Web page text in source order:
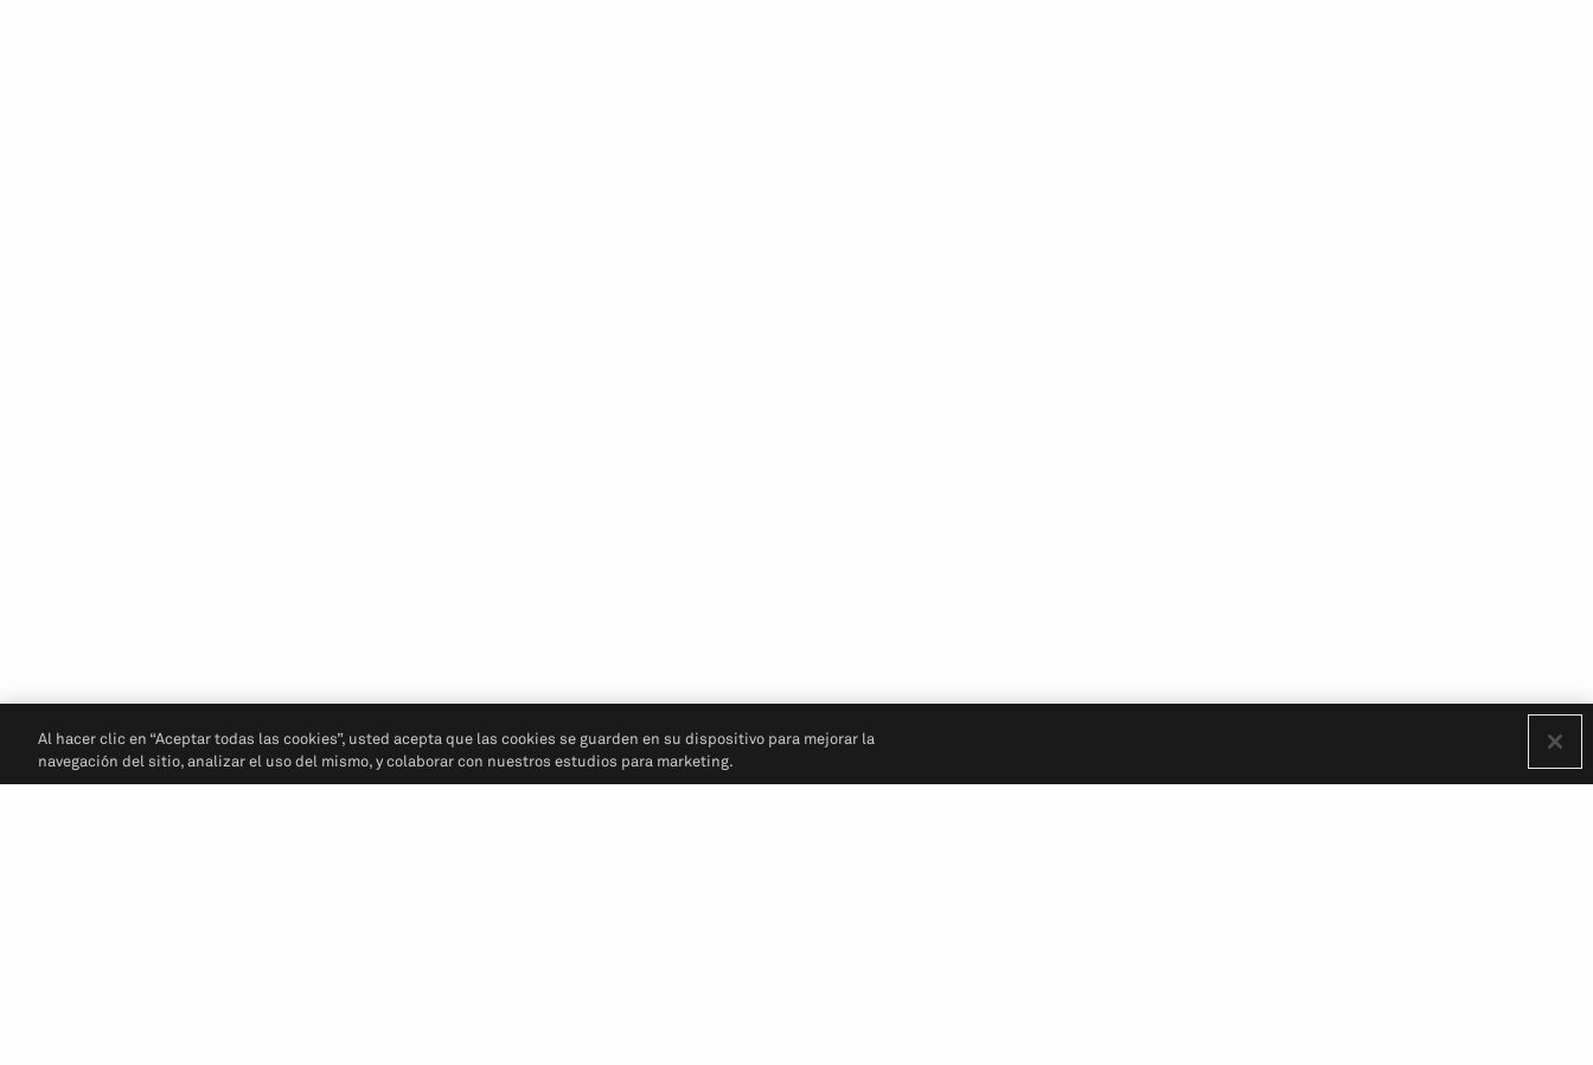
Al hacer clic en “Aceptar todas las cookies”, usted acepta que las cookies se guarden en su dispositivo para mejorar la
navegación del sitio, analizar el uso del mismo, y colaborar con nuestros estudios para marketing.